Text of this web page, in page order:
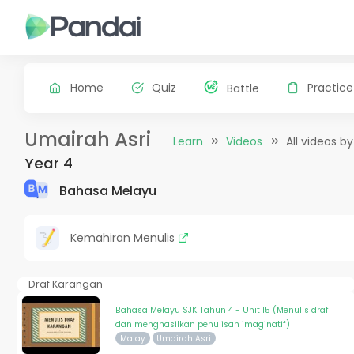
Home Quiz Battle Practice
Umairah Asri Learn Videos All videos
Year 4
Bahasa Melayu
Kemahiran Menulis
Draf Karangan
Bahasa Melayu SJK Tahun 4 - Unit 15 (Menulis draf
dan menghasilkan penulisan imaginatif)
Malay Umairah Asri